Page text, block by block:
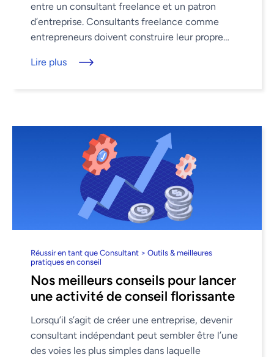
entre un consultant freelance et un patron
d’entreprise. Consultants freelance comme
entrepreneurs doivent construire leur propre
Lire plus
Réussir en tant que Consultant > Outils & meilleures
pratiques en conseil
Nos meilleurs conseils pour lancer
une activité de conseil florissante
Lorsqu’il s’agit de créer une entreprise, devenir
consultant indépendant peut sembler être l’une
des voies les plus simples dans laquelle